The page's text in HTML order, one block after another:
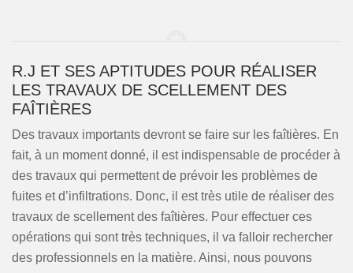
R.J ET SES APTITUDES POUR RÉALISER
LES TRAVAUX DE SCELLEMENT DES
FAÎTIÈRES
Des travaux importants devront se faire sur les faîtières. En
fait, à un moment donné, il est indispensable de procéder à
des travaux qui permettent de prévoir les problèmes de
fuites et d’infiltrations. Donc, il est très utile de réaliser des
travaux de scellement des faîtières. Pour effectuer ces
opérations qui sont très techniques, il va falloir rechercher
des professionnels en la matière. Ainsi, nous pouvons